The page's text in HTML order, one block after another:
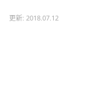
更新: 2018.07.12